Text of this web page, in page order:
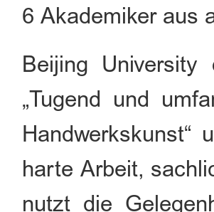
6 Akademiker aus
Beijing
„Tugend und
Handwerkskunst“
harte Arbeit,
nutzt die